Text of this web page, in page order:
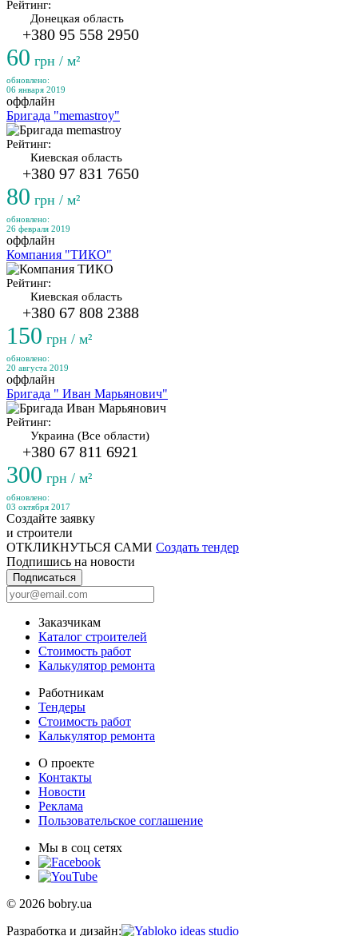
Рейтинг:
Донецкая область
+380 95 558 2950
60 грн / м²
обновлено:
06 января 2019
оффлайн
Бригада "memastroy"
Рейтинг:
Киевская область
+380 97 831 7650
80 грн / м²
обновлено:
26 февраля 2019
оффлайн
Компания "ТИКО"
Рейтинг:
Киевская область
+380 67 808 2388
150 грн / м²
обновлено:
20 августа 2019
оффлайн
Бригада " Иван Марьянович"
Рейтинг:
Украина (Все области)
+380 67 811 6921
300 грн / м²
обновлено:
03 октября 2017
Создайте заявку
и строители
ОТКЛИКНУТЬСЯ САМИ Создать тендер
Подпишись на новости
Подписаться
Заказчикам
Каталог строителей
Стоимость работ
Калькулятор ремонта
Работникам
Тендеры
Стоимость работ
Калькулятор ремонта
О проекте
Контакты
Новости
Реклама
Пользовательское соглашение
Мы в соц сетях
© 2026 bobry.ua
Разработка и дизайн: